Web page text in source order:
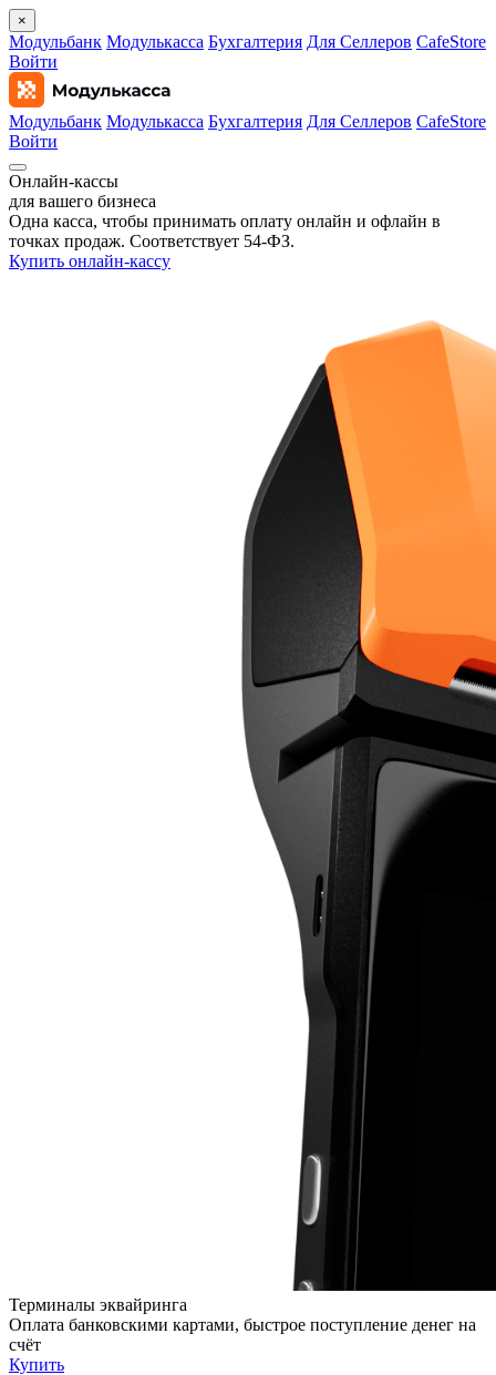
×
Модульбанк Модулькасса Бухгалтерия Для Селлеров CafeStore
Войти
Модульбанк Модулькасса Бухгалтерия Для Селлеров CafeStore
Войти
Онлайн‑кассы
для вашего бизнеса
Одна касса, чтобы принимать оплату онлайн и офлайн в
точках продаж. Соответствует 54‑ФЗ.
Купить онлайн-кассу
Терминалы эквайринга
Оплата банковскими картами, быстрое поступление денег на
счёт
Купить